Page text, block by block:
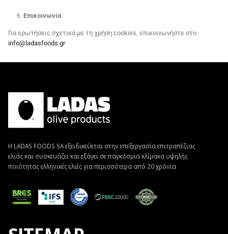
Επικοινωνία
Για ερωτήσεις σχετικά με τη χρήση cookies, επικοινωνήστε στο
info@ladasfoods.gr
Η LADAS FOODS SA εξειδικεύεται στην επεξεργασία επιτραπέζιας
ελιάς και συσκευάζει και εξάγει σε παγκόσμια κλίμακα υψηλής
ποιότητας ελληνικές ελιές για περισσότερα από 20 χρόνια